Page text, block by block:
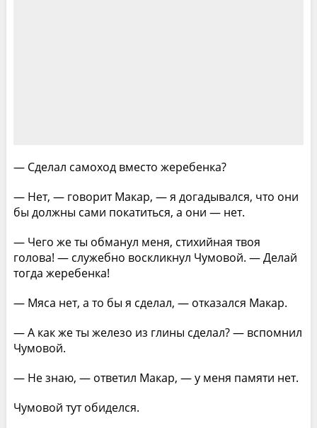
— Сделал самоход вместо жеребенка?
— Нет, — говорит Макар, — я догадывался, что они
бы должны сами покатиться, а они — нет.
— Чего же ты обманул меня, стихийная твоя
голова! — служебно воскликнул Чумовой. — Делай
тогда жеребенка!
— Мяса нет, а то бы я сделал, — отказался Макар.
— А как же ты железо из глины сделал? — вспомнил
Чумовой.
— Не знаю, — ответил Макар, — у меня памяти нет.
Чумовой тут обиделся.